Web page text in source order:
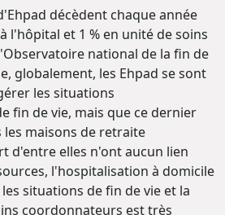
décèdent chaque année
l'hôpital et 1 % en unité de soins
national de la fin de
globalement, les Ehpad se sont
les situations
fin de vie, mais que ce dernier
maisons de retraite
d'entre elles n'ont aucun lien
l'hospitalisation à domicile
situations de fin de vie et la
coordonnateurs est très